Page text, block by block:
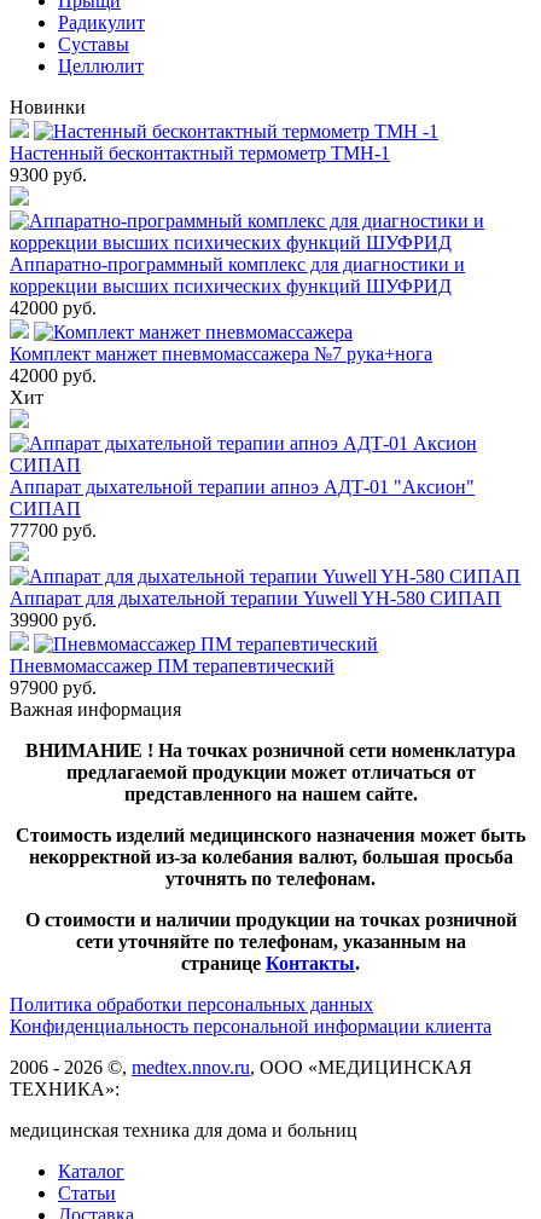
Радикулит
Суставы
Целлюлит
Новинки
Настенный бесконтактный термометр ТМН-1
9300 руб.
Аппаратно-программный комплекс для диагностики и
коррекции высших психических функций ШУФРИД
42000 руб.
Комплект манжет пневмомассажера №7 рука+нога
42000 руб.
Хит
Аппарат дыхательной терапии апноэ АДТ-01 "Аксион"
СИПАП
77700 руб.
Аппарат для дыхательной терапии Yuwell YH-580 СИПАП
39900 руб.
Пневмомассажер ПМ терапевтический
97900 руб.
Важная информация
ВНИМАНИЕ ! На точках розничной сети номенклатура
предлагаемой продукции может отличаться от
представленного на нашем сайте.
Стоимость изделий медицинского назначения может быть
некорректной из-за колебания валют, большая просьба
уточнять по телефонам.
О стоимости и наличии продукции на точках розничной
сети уточняйте по телефонам, указанным на
странице Контакты.
Политика обработки персональных данных
Конфиденциальность персональной информации клиента
2006 - 2026 ©, medtex.nnov.ru, ООО «МЕДИЦИНСКАЯ
ТЕХНИКА»:
медицинская техника для дома и больниц
Каталог
Статьи